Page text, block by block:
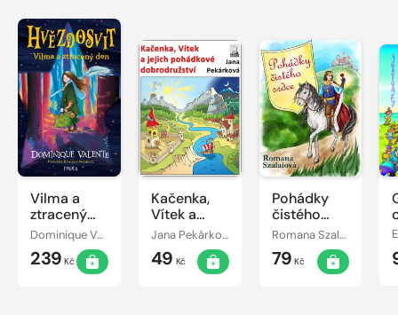
Vilma a
ztracený
den
Dominique Valente
239 Kč
Kačenka,
Vítek a
jejich
pohádkové
dobrodružství
Jana Pekárková
49 Kč
Pohádky
čistého
srdce
Romana Szalaiová
79 Kč